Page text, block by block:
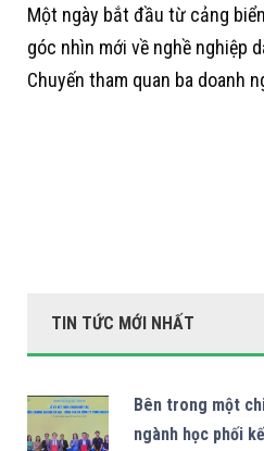
Một ngày bắt đầu từ cảng
góc nhìn mới về nghề nghiệp
Chuyến tham quan ba doanh
TIN TỨC MỚI NHẤT
Bên trong một
ngành học phối